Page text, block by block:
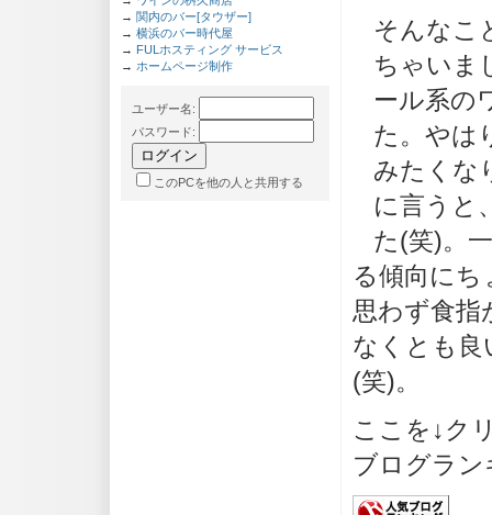
→ 関内のバー[タウザー]
→ 横浜のバー時代屋
→ FULホスティング サービス
→ ホームページ制作
ユーザー名:
パスワード:
このPCを他の人と共用する
そんなこ
ちゃいま
ール系の
た。やは
みたくな
に言うと
た(笑)。
る傾向に
思わず食指
なくとも
(笑)。
ここを↓ク
ブログラン